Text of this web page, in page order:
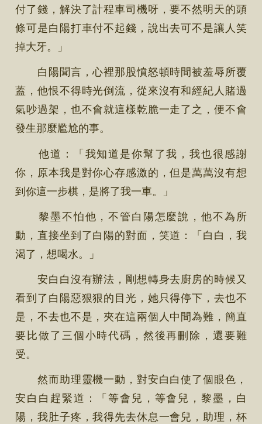
付了錢，解決了計程車司機呀，要不然明天的頭
條可是白陽打車付不起錢，說出去可不是讓人笑
掉大牙。」
白陽聞言，心裡那股憤怒頓時間被羞辱所覆
蓋，他恨不得時光倒流，從來沒有和經紀人賭過
氣吵過架，也不會就這樣乾脆一走了之，便不會
發生那麼尷尬的事。
他道：「我知道是你幫了我，我也很感謝
你，原本我是對你心存感激的，但是萬萬沒有想
到你這一步棋，是將了我一車。」
黎墨不怕他，不管白陽怎麼說，他不為所
動，直接坐到了白陽的對面，笑道：「白白，我
渴了，想喝水。」
安白白沒有辦法，剛想轉身去廚房的時候又
看到了白陽惡狠狠的目光，她只得停下，去也不
是，不去也不是，夾在這兩個人中間為難，簡直
要比做了三個小時代碼，然後再刪除，還要難
受。
然而助理靈機一動，對安白白使了個眼色，
安白白趕緊道：「等會兒，等會兒，黎墨，白
陽，我肚子疼，我得先去休息一會兒，助理，杯